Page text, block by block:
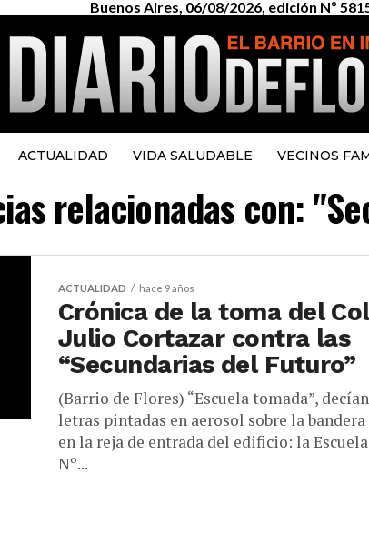
Buenos Aires, 06/08/2026, edición Nº
ACTUALIDAD VIDA SALUDABLE VECINOS
relacionadas con:
ACTUALIDAD hace 9 años
Crónica de la toma del
Julio Cortazar contra las
“Secundarias del Futuro”
(Barrio de Flores) “Escuela tomada”,
letras pintadas en aerosol sobre la
en la reja de entrada del edificio: la
Nº...